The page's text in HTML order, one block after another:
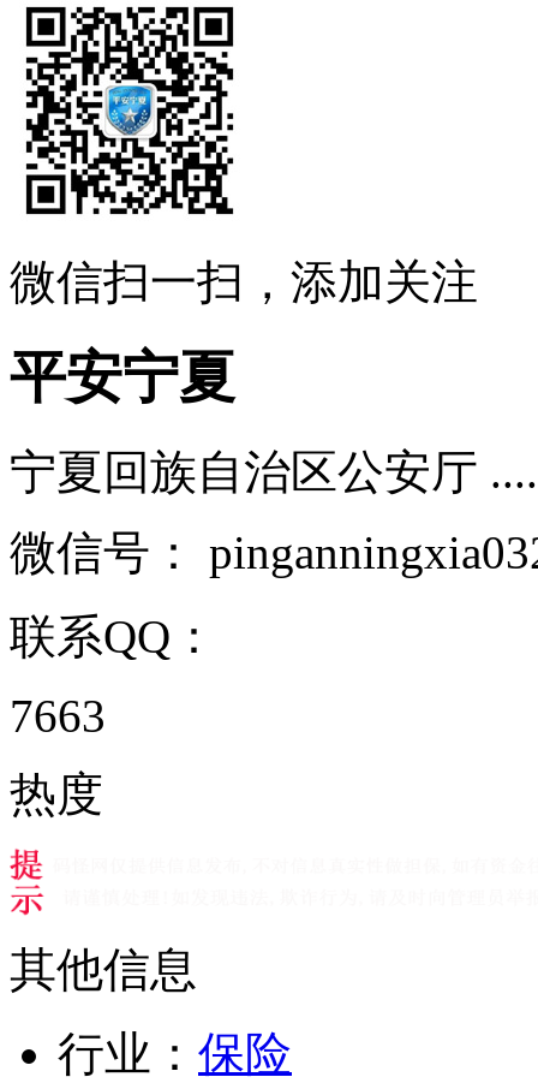
微信扫一扫，添加关注
平安宁夏
宁夏回族自治区公安厅
微信号：
联系QQ：
7663
热度
其他信息
行业： 保险